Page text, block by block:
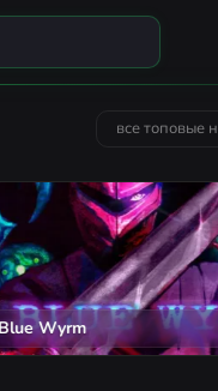
все топовые
MECCHA CHAMELEON